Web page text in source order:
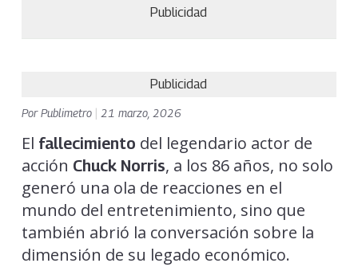
Publicidad
Publicidad
PorPublimetro 21 marzo, 2026
El fallecimiento del legendario actor de
acción Chuck Norris, a los 86 años, no solo
generó una ola de reacciones en el
mundo del entretenimiento, sino que
también abrió la conversación sobre la
dimensión de su legado económico.